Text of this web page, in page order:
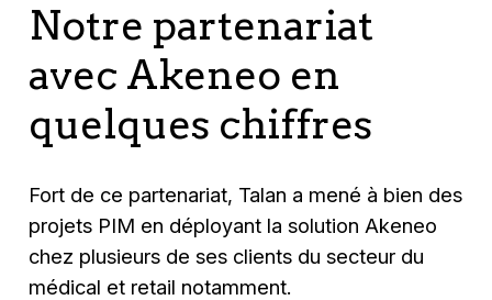
Notre partenariat
avec Akeneo en
quelques chiffres
Fort de ce partenariat, Talan a mené à bien des
projets PIM en déployant la solution Akeneo
chez plusieurs de ses clients du secteur du
médical et retail notamment.